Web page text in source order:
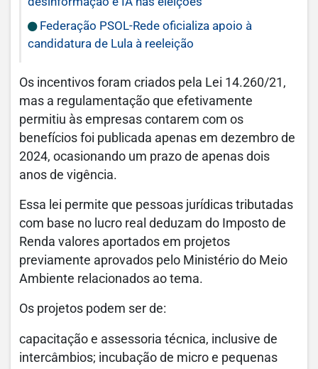
Federação PSOL-Rede oficializa apoio à
candidatura de Lula à reeleição
Os incentivos foram criados pela Lei 14.260/21,
mas a regulamentação que efetivamente
permitiu às empresas contarem com os
benefícios foi publicada apenas em dezembro de
2024, ocasionando um prazo de apenas dois
anos de vigência.
Essa lei permite que pessoas jurídicas tributadas
com base no lucro real deduzam do Imposto de
Renda valores aportados em projetos
previamente aprovados pelo Ministério do Meio
Ambiente relacionados ao tema.
Os projetos podem ser de:
capacitação e assessoria técnica, inclusive de
intercâmbios; incubação de micro e pequenas